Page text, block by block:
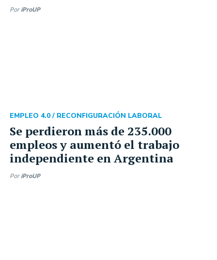
Por iProUP
Se perdieron más de 235.000
empleos y aumentó el trabajo
independiente en Argentina
EMPLEO 4.0 / RECONFIGURACIÓN LABORAL
Por iProUP